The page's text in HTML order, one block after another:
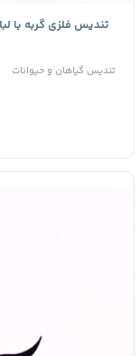
تندیس فلزی گربه با
تندیس گیاهان و حیوانات